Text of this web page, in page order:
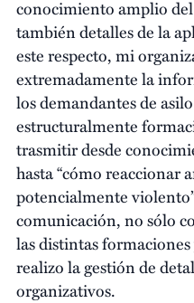
conocimiento amplio
también detalles de la
este respecto, mi
extremadamente la
los demandantes de
estructuralmente
trasmitir desde
hasta “cómo reaccionar
potencialmente
comunicación, no sólo
las distintas
realizo la gestión de
organizativos.